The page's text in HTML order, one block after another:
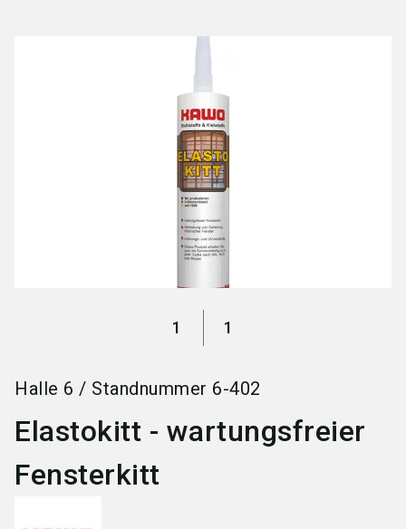
1 1
Halle 6 / Standnummer 6-402
Elastokitt - wartungsfreier
Fensterkitt